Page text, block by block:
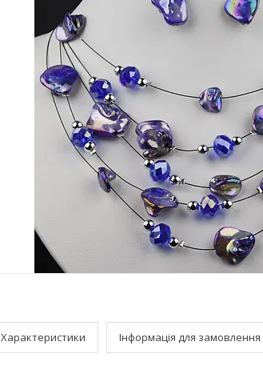
Характеристики Інформація для замовлення